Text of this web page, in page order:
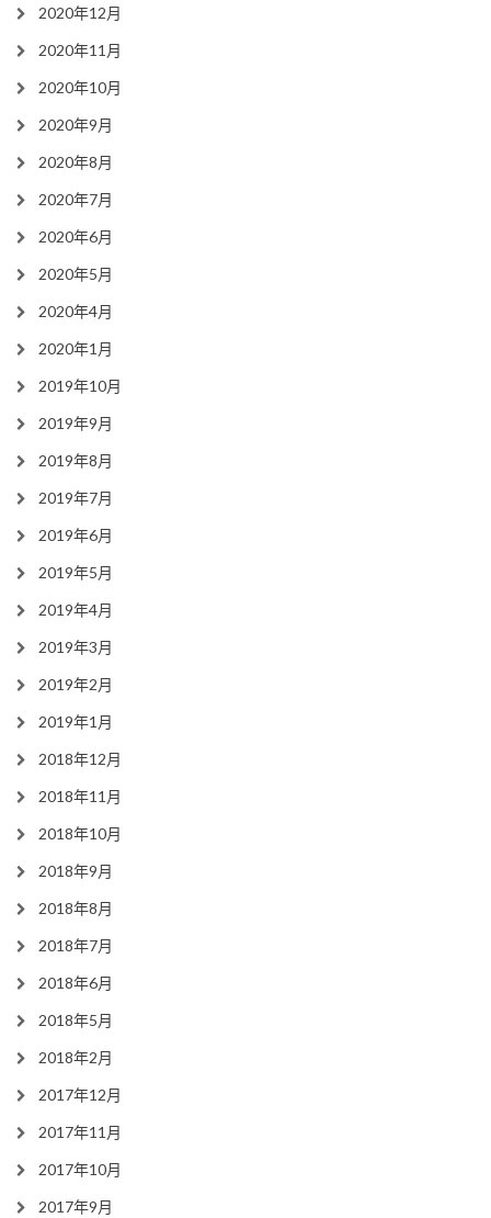
2020年12月
2020年11月
2020年10月
2020年9月
2020年8月
2020年7月
2020年6月
2020年5月
2020年4月
2020年1月
2019年10月
2019年9月
2019年8月
2019年7月
2019年6月
2019年5月
2019年4月
2019年3月
2019年2月
2019年1月
2018年12月
2018年11月
2018年10月
2018年9月
2018年8月
2018年7月
2018年6月
2018年5月
2018年2月
2017年12月
2017年11月
2017年10月
2017年9月